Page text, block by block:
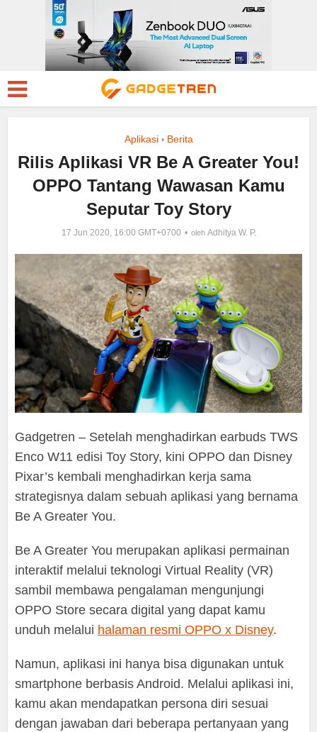
Aplikasi • Berita
Rilis Aplikasi VR Be A Greater You!
OPPO Tantang Wawasan Kamu
Seputar Toy Story
17 Jun 2020, 16:00 GMT+0700 oleh Adhitya W. P.
Gadgetren – Setelah menghadirkan earbuds TWS
Enco W11 edisi Toy Story, kini OPPO dan Disney
Pixar’s kembali menghadirkan kerja sama
strategisnya dalam sebuah aplikasi yang bernama
Be A Greater You.
Be A Greater You merupakan aplikasi permainan
interaktif melalui teknologi Virtual Reality (VR)
sambil membawa pengalaman mengunjungi
OPPO Store secara digital yang dapat kamu
unduh melalui halaman resmi OPPO x Disney.
Namun, aplikasi ini hanya bisa digunakan untuk
smartphone berbasis Android. Melalui aplikasi ini,
kamu akan mendapatkan persona diri sesuai
dengan jawaban dari beberapa pertanyaan yang